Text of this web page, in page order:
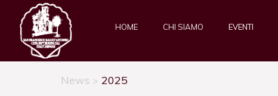
HOME CHI SIAMO EVENTI
News 2025